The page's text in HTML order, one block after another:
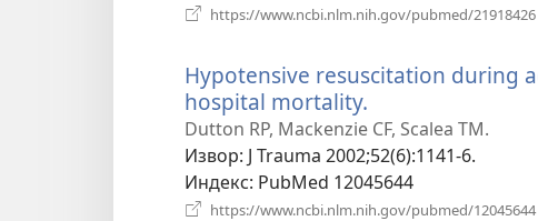
https://www.ncbi.nlm.nih.gov/pubmed/21918426
Hypotensive resuscitation during
hospital mortality.
нови
прозор)
Dutton RP, Mackenzie CF, Scalea TM.
Извор‎: J Trauma 2002;52(6):1141-6.
Индекс‎: PubMed 12045644
https://www.ncbi.nlm.nih.gov/pubmed/12045644